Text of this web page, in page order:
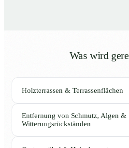
Was wird
Holzterrassen & Terrassenflächen
Entfernung von Schmutz, Algen &
Witterungsrückständen